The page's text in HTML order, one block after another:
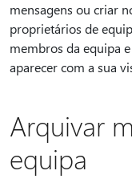
mensagens ou criar
proprietários de
membros da equipa
aparecer com a sua
Arquivar
equipa